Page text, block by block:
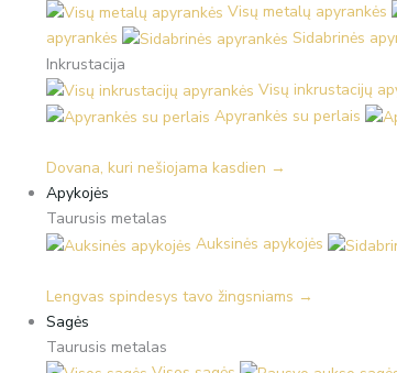
Visų metalų apyrankės
apyrankės
Sidabrinės
Inkrustacija
Visų inkrustacijų
Apyrankės su perlais
Dovana, kuri nešiojama kasdien →
Apykojės
Taurusis metalas
Auksinės apykojės
Lengvas spindesys tavo žingsniams →
Sagės
Taurusis metalas